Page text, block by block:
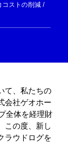
コストの削減 /
て、私たちの
会社ゲオホー
全体を経理財
この度、新し
ラウドログを